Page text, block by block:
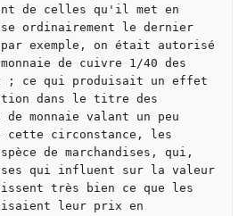
de celles qu'il met en
ordinairement le dernier
exemple, on était autorisé
de cuivre 1/40 des
; ce qui produisait un effet
dans le titre des
de monnaie valant un peu
cette circonstance, les
de marchandises, qui,
qui influent sur la valeur
très bien ce que les
leur prix en